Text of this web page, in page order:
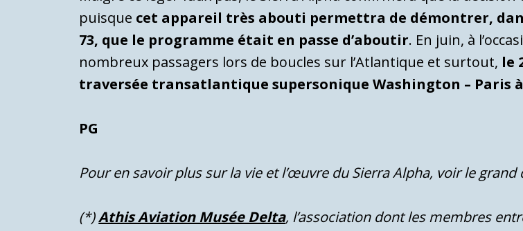
puisque cet appareil très abouti permettra de démontrer,
73, que le programme était en passe d’aboutir. En juin, à
nombreux passagers lors de boucles sur l’Atlantique et surtout, le
traversée transatlantique supersonique Washington – Paris
PG
Pour en savoir plus sur la vie et l’œuvre du Sierra Alpha, voir le grand
(*)Athis Aviation Musée Delta, l’association dont les membres